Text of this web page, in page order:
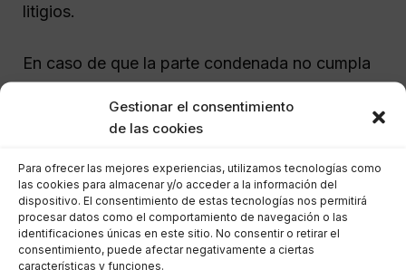
Gestionar el consentimiento
de las cookies
Para ofrecer las mejores experiencias, utilizamos tecnologías como
las cookies para almacenar y/o acceder a la información del
dispositivo. El consentimiento de estas tecnologías nos permitirá
procesar datos como el comportamiento de navegación o las
identificaciones únicas en este sitio. No consentir o retirar el
consentimiento, puede afectar negativamente a ciertas
características y funciones.
litigios.
En caso de que la parte condenada no cumpla
con el pago de las costas, se puede iniciar un
procedimiento de ejecución de sentencia, lo
que puede incluir embargos de bienes. Esto
resalta la importancia de tener claridad sobre
las finanzas y obligaciones dentro de la
comunidad.